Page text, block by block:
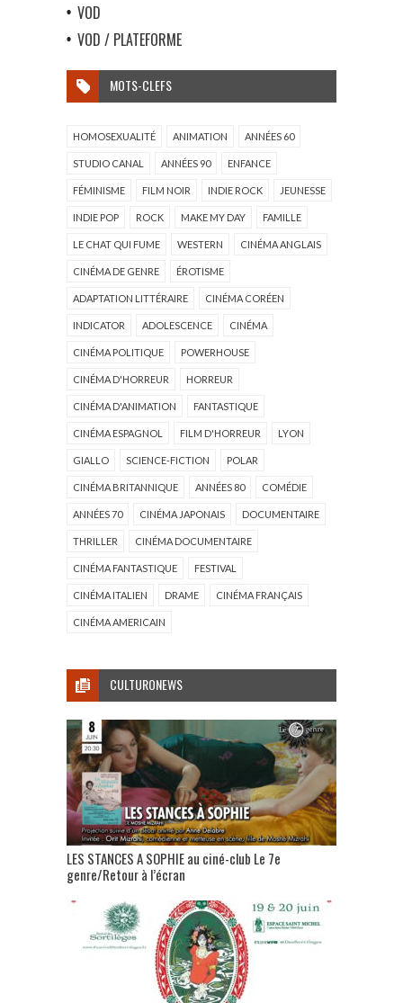
VOD
VOD / PLATEFORME
MOTS-CLEFS
HOMOSEXUALITÉ ANIMATION ANNÉES 60
STUDIO CANAL ANNÉES 90 ENFANCE
FÉMINISME FILM NOIR INDIE ROCK JEUNESSE
INDIE POP ROCK MAKE MY DAY FAMILLE
LE CHAT QUI FUME WESTERN CINÉMA ANGLAIS
CINÉMA DE GENRE ÉROTISME
ADAPTATION LITTÉRAIRE CINÉMA CORÉEN
INDICATOR ADOLESCENCE CINÉMA
CINÉMA POLITIQUE POWERHOUSE
CINÉMA D'HORREUR HORREUR
CINÉMA D'ANIMATION FANTASTIQUE
CINÉMA ESPAGNOL FILM D'HORREUR LYON
GIALLO SCIENCE-FICTION POLAR
CINÉMA BRITANNIQUE ANNÉES 80 COMÉDIE
ANNÉES 70 CINÉMA JAPONAIS DOCUMENTAIRE
THRILLER CINÉMA DOCUMENTAIRE
CINÉMA FANTASTIQUE FESTIVAL
CINÉMA ITALIEN DRAME CINÉMA FRANÇAIS
CINÉMA AMERICAIN
CULTURONEWS
LES STANCES A SOPHIE au ciné-club Le 7e
genre/Retour à l’écran